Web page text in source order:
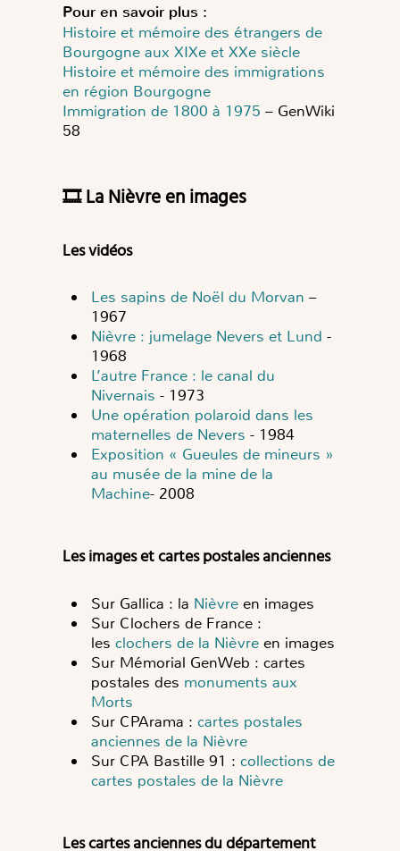
Pour en savoir plus :
Histoire et mémoire des étrangers de
Bourgogne aux XIXe et XXe siècle
Histoire et mémoire des immigrations
en région Bourgogne
Immigration de 1800 à 1975 – GenWiki
58
🎞️ La Nièvre en images
Les vidéos
Les sapins de Noël du Morvan –
1967
Nièvre : jumelage Nevers et Lund -
1968
L’autre France : le canal du
Nivernais - 1973
Une opération polaroid dans les
maternelles de Nevers - 1984
Exposition « Gueules de mineurs »
au musée de la mine de la
Machine- 2008
Les images et cartes postales anciennes
Sur Gallica : la Nièvre en images
Sur Clochers de France :
lesclochers de la Nièvre en images
Sur Mémorial GenWeb : cartes
postales des monuments aux
Morts
Sur CPArama :cartes postales
anciennes de la Nièvre
Sur CPA Bastille 91 : collections de
cartes postales de la Nièvre
Les cartes anciennes du département